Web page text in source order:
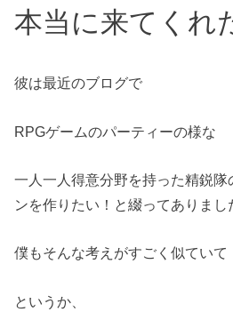
本当に来てく
彼は最近のブログで
RPGゲームのパーティーの様な
一人一人得意分野を持った精鋭隊
ンを作りたい！と綴ってありまし
僕もそんな考えがすごく似ていて
というか、